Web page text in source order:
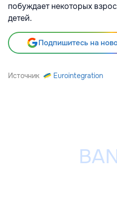
побуждает некоторых
детей.
Подпишитесь на
Источник Eurointegration